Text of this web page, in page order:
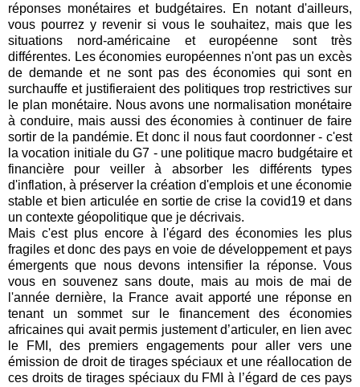
réponses monétaires et budgétaires. En notant d'ailleurs,
vous pourrez y revenir si vous le souhaitez, mais que les
situations nord-américaine et européenne sont très
différentes. Les économies européennes n'ont pas un excès
de demande et ne sont pas des économies qui sont en
surchauffe et justifieraient des politiques trop restrictives sur
le plan monétaire. Nous avons une normalisation monétaire
à conduire, mais aussi des économies à continuer de faire
sortir de la pandémie. Et donc il nous faut coordonner - c'est
la vocation initiale du G7 - une politique macro budgétaire et
financière pour veiller à absorber les différents types
d'inflation, à préserver la création d'emplois et une économie
stable et bien articulée en sortie de crise la covid19 et dans
un contexte géopolitique que je décrivais.
Mais c'est plus encore à l'égard des économies les plus
fragiles et donc des pays en voie de développement et pays
émergents que nous devons intensifier la réponse. Vous
vous en souvenez sans doute, mais au mois de mai de
l'année dernière, la France avait apporté une réponse en
tenant un sommet sur le financement des économies
africaines qui avait permis justement d’articuler, en lien avec
le FMI, des premiers engagements pour aller vers une
émission de droit de tirages spéciaux et une réallocation de
ces droits de tirages spéciaux du FMI à l’égard de ces pays